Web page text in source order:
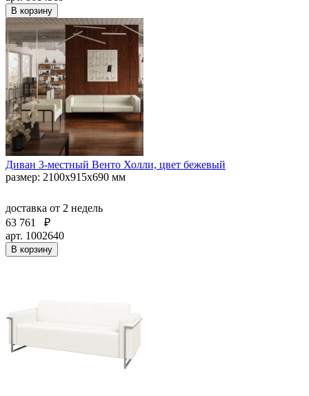
В корзину
Диван 3-местный Венто Холли, цвет бежевый
размер: 2100х915х690 мм
доставка от 2 недель
63 761
₽
арт. 1002640
В корзину